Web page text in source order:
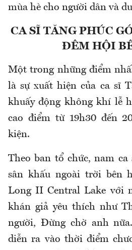
mùa hè cho người dân và
CA SĨ TĂNG PHÚC
ĐÊM HỘI
Một trong những điểm
là sự xuất hiện của ca sĩ
khuấy động không khí lễ
cao điểm từ 19h30 đến
kiện.
Theo ban tổ chức, nam ca
sân khấu ngoài trời bên
Long II Central Lake với
khán giả yêu thích như
người, Đừng chờ anh
diễn ra vào thời điểm